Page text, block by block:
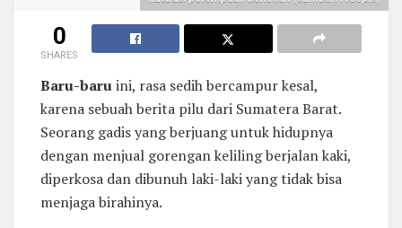
0
SHARES
Baru-baruini, rasa sedih bercampur kesal,
karena sebuah berita pilu dari Sumatera Barat.
Seorang gadis yang berjuang untuk hidupnya
dengan menjual gorengan keliling berjalan kaki,
diperkosa dan dibunuh laki-laki yang tidak bisa
menjaga birahinya.